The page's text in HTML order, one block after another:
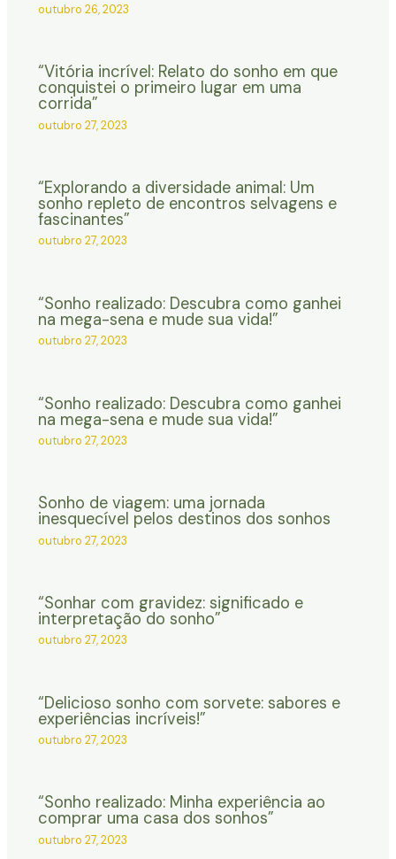
outubro 26, 2023
“Vitória incrível: Relato do sonho em que
conquistei o primeiro lugar em uma
corrida”
outubro 27, 2023
“Explorando a diversidade animal: Um
sonho repleto de encontros selvagens e
fascinantes”
outubro 27, 2023
“Sonho realizado: Descubra como ganhei
na mega-sena e mude sua vida!”
outubro 27, 2023
“Sonho realizado: Descubra como ganhei
na mega-sena e mude sua vida!”
outubro 27, 2023
Sonho de viagem: uma jornada
inesquecível pelos destinos dos sonhos
outubro 27, 2023
“Sonhar com gravidez: significado e
interpretação do sonho”
outubro 27, 2023
“Delicioso sonho com sorvete: sabores e
experiências incríveis!”
outubro 27, 2023
“Sonho realizado: Minha experiência ao
comprar uma casa dos sonhos”
outubro 27, 2023